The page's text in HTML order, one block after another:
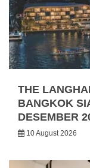
THE
BANGKOK
DESEMBER
10 August 2026